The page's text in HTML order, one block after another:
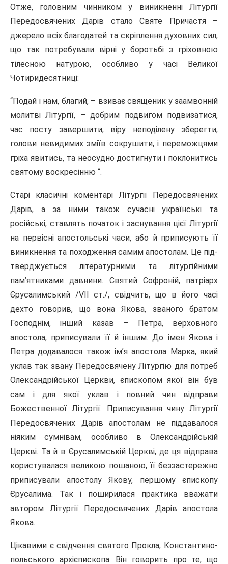
Отже, головним чинником у виникненні Літургії
Перед­освячених Дарів стало Святе Причастя –
джерело всіх благодатей та скріплення духовних сил,
що так потребували вірні у боротьбі з гріховною
тілесною натурою, особливо у часі Великої
Чотиридесятниці:
“Подай і нам, благий, – взиває священик у заамвонній
молитві Літургії, – добрим подвигом подвизатися,
час посту завершити, віру неподілену зберегти,
голови невидимих зміїв сокрушити, і переможцями
гріха явитись, та неосудно достигнути і поклонитись
святому воскресінню “.
Старі класичні коментарі Літургії Передосвячених
Дарів, а за ними також сучасні українські та
російські, ставлять початок і заснування цієї Літургії
на первісні апостольські часи, або й при­писують її
виникнення та походження самим апостолам. Це під­
тверджується літературними та літургійними
пам’ятниками давнини. Святий Софроній, патріарх
Єрусалимський /VII ст./, свідчить, що в його часі
дехто говорив, що вона Якова, званого братом
Господнім, інший казав – Петра, верховного
апостола, приписували її й іншим. До імен Якова і
Петра додавалося також ім’я апостола Марка, який
уклав так звану Передосвячену Літургію для потреб
Олександрійської Церкви, єпископом якої він був
сам і для якої уклав і повний чин відправи
Божественної Літургії. Приписування чину Літургії
Передосвячених Дарів апостолам не піддавалося
ніяким сумнівам, особливо в Олександрійській
Церкві. Та й в Єрусалимській Церкві, де ця відправа
користувалася великою пошаною, її беззастережно
приписували апостолу Якову, першому єпископу
Єрусалима. Так і поширилася практика вважати
автором Літургії Передосвячених Дарів апостола
Якова.
Цікавими є свідчення святого Прокла, Константино-
польського архієпископа. Він говорить про те, що